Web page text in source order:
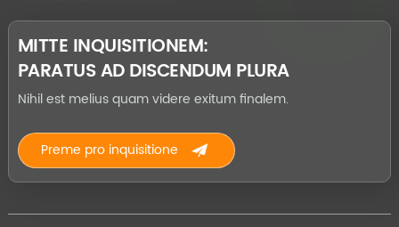
MITTE INQUISITIONEM:
PARATUS AD DISCENDUM PLURA
Nihil est melius quam videre exitum finalem.
Preme pro inquisitione